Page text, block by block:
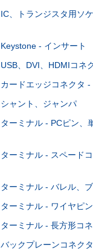
IC、トランジスタ用ソ
Keystone - インサート
USB、DVI、HDMIコネ
カードエッジコネクタ
シャント、ジャンパ
ターミナル - PCピン、
ターミナル - スペード
ターミナル - バレル、
ターミナル - ワイヤピ
ターミナル - 長方形コ
バックプレーンコネク